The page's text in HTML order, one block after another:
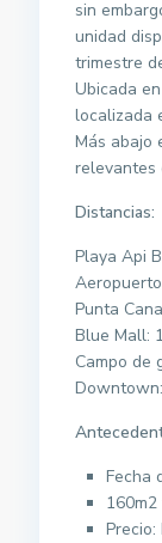
sin
unidad
trimestre
Ubicada
localizada
Más abajo
relevantes
Distancias:
Playa Api
Punta
Blue Mall:
Campo de
Fecha